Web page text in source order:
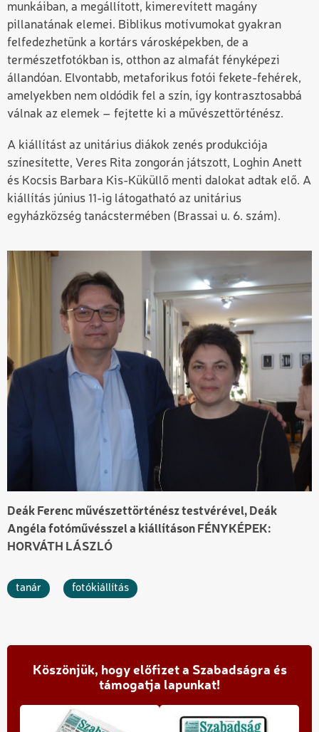
munkáiban, a megállított, kimerevített magány
pillanatának elemei. Biblikus motívumokat gyakran
felfedezhetünk a kortárs városképekben, de a
természetfotókban is, otthon az almafát fényképezi
állandóan. Elvontabb, metaforikus fotói fekete-fehérek,
amelyekben nem oldódik fel a szín, így kontrasztosabbá
válnak az elemek – fejtette ki a művészettörténész.
A kiállítást az unitárius diákok zenés produkciója
színesítette, Veres Rita zongorán játszott, Loghin Anett
és Kocsis Barbara Kis-Küküllő menti dalokat adtak elő. A
kiállítás június 11-ig látogatható az unitárius
egyházközség tanácstermében (Brassai u. 6. szám).
Deák Ferenc művészettörténész testvérével, Deák
Angéla fotóművésszel a kiállításon FÉNYKÉPEK:
HORVÁTH LÁSZLÓ
tanár fotókiállítás
Köszönjük, hogy előfizet a Szabadságra és
támogatja lapunkat!